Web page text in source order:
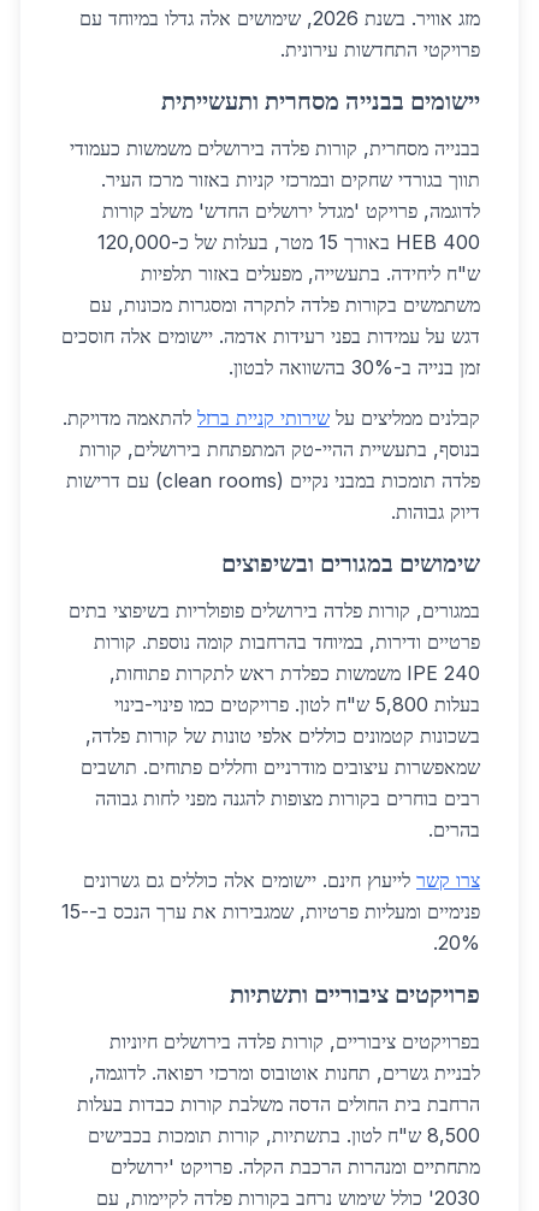
מזג אוויר. בשנת 2026, שימושים אלה גדלו במיוחד עם
פרויקטי התחדשות עירונית.
יישומים בבנייה מסחרית ותעשייתית
בבנייה מסחרית, קורות פלדה בירושלים משמשות כעמודי
תווך בגורדי שחקים ובמרכזי קניות באזור מרכז העיר.
לדוגמה, פרויקט 'מגדל ירושלים החדש' משלב קורות
HEB 400 באורך 15 מטר, בעלות של כ-120,000
ש"ח ליחידה. בתעשייה, מפעלים באזור תלפיות
משתמשים בקורות פלדה לתקרה ומסגרות מכונות, עם
דגש על עמידות בפני רעידות אדמה. יישומים אלה חוסכים
זמן בנייה ב-30% בהשוואה לבטון.
קבלנים ממליצים על שירותי קניית ברזל להתאמה מדויקת.
בנוסף, בתעשיית ההיי-טק המתפתחת בירושלים, קורות
פלדה תומכות במבני נקיים (clean rooms) עם דרישות
דיוק גבוהות.
שימושים במגורים ובשיפוצים
במגורים, קורות פלדה בירושלים פופולריות בשיפוצי בתים
פרטיים ודירות, במיוחד בהרחבות קומה נוספת. קורות
IPE 240 משמשות כפלדת ראש לתקרות פתוחות,
בעלות 5,800 ש"ח לטון. פרויקטים כמו פינוי-בינוי
בשכונות קטמונים כוללים אלפי טונות של קורות פלדה,
שמאפשרות עיצובים מודרניים וחללים פתוחים. תושבים
רבים בוחרים בקורות מצופות להגנה מפני לחות גבוהה
בהרים.
צרו קשר לייעוץ חינם. יישומים אלה כוללים גם גשרונים
פנימיים ומעליות פרטיות, שמגבירות את ערך הנכס ב-15-
20%.
פרויקטים ציבוריים ותשתיות
בפרויקטים ציבוריים, קורות פלדה בירושלים חיוניות
לבניית גשרים, תחנות אוטובוס ומרכזי רפואה. לדוגמה,
הרחבת בית החולים הדסה משלבת קורות כבדות בעלות
8,500 ש"ח לטון. בתשתיות, קורות תומכות בכבישים
מתחתיים ומנהרות הרכבת הקלה. פרויקט 'ירושלים
2030' כולל שימוש נרחב בקורות פלדה לקיימות, עם